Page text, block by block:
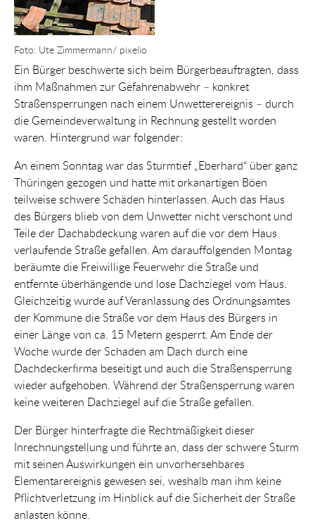
Foto: Ute Zimmermann/ pixelio
Ein Bürger beschwerte sich beim Bürgerbeauftragten, dass
ihm Maßnahmen zur Gefahrenabwehr – konkret
Straßensperrungen nach einem Unwetterereignis – durch
die Gemeindeverwaltung in Rechnung gestellt worden
waren. Hintergrund war folgender:
An einem Sonntag war das Sturmtief „Eberhard“ über ganz
Thüringen gezogen und hatte mit orkanartigen Böen
teilweise schwere Schäden hinterlassen. Auch das Haus
des Bürgers blieb von dem Unwetter nicht verschont und
Teile der Dachabdeckung waren auf die vor dem Haus
verlaufende Straße gefallen. Am darauffolgenden Montag
beräumte die Freiwillige Feuerwehr die Straße und
entfernte überhängende und lose Dachziegel vom Haus.
Gleichzeitig wurde auf Veranlassung des Ordnungsamtes
der Kommune die Straße vor dem Haus des Bürgers in
einer Länge von ca. 15 Metern gesperrt. Am Ende der
Woche wurde der Schaden am Dach durch eine
Dachdeckerfirma beseitigt und auch die Straßensperrung
wieder aufgehoben. Während der Straßensperrung waren
keine weiteren Dachziegel auf die Straße gefallen.
Der Bürger hinterfragte die Rechtmäßigkeit dieser
Inrechnungstellung und führte an, dass der schwere Sturm
mit seinen Auswirkungen ein unvorhersehbares
Elementarereignis gewesen sei, weshalb man ihm keine
Pflichtverletzung im Hinblick auf die Sicherheit der Straße
anlasten könne.